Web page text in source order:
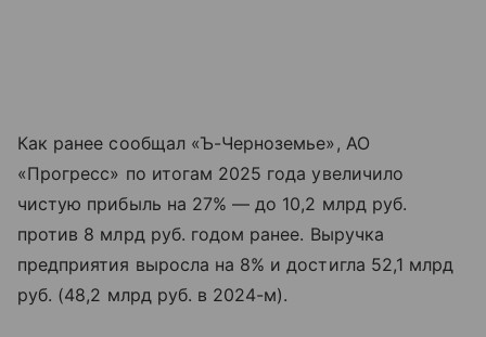
Как ранее сообщал «Ъ-Черноземье», АО
«Прогресс» по итогам 2025 года увеличило
чистую прибыль на 27% — до 10,2 млрд руб.
против 8 млрд руб. годом ранее. Выручка
предприятия выросла на 8% и достигла 52,1 млрд
руб. (48,2 млрд руб. в 2024-м).